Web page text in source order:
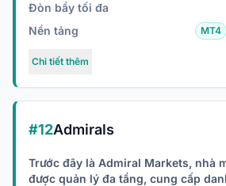
Đòn bẩy tối đa
Nền tảng MT4
Chi tiết thêm
#12Admirals
Trước đây là Admiral Markets, nhà
được quản lý đa tầng, cung cấp